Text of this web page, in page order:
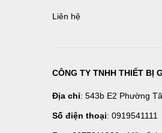
Liên hệ
CÔNG TY TNHH THIẾT BỊ
Địa chỉ: 543b E2 Phường
Số điện thoại: 0919541111